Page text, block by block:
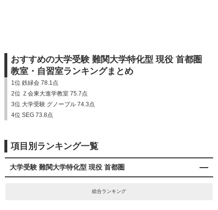
おすすめの大学受験 難関大学特化型 現役 首都圏
教室・自習室ランキングまとめ
1位 鉄緑会 78.1点
2位 Ｚ会東大進学教室 75.7点
3位 大学受験 グノーブル 74.3点
4位 SEG 73.8点
項目別ランキング一覧
大学受験 難関大学特化型 現役 首都圏
総合ランキング